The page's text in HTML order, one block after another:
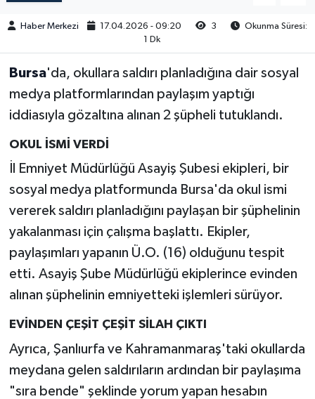
Haber Merkezi 17.04.2026 - 09:20 3
Okunma Süresi:
1 Dk
Bursa'da, okullara saldırı planladığına dair sosyal
medya platformlarından paylaşım yaptığı
iddiasıyla gözaltına alınan 2 şüpheli tutuklandı.
OKUL İSMİ VERDİ
İl Emniyet Müdürlüğü Asayiş Şubesi ekipleri, bir
sosyal medya platformunda Bursa'da okul ismi
vererek saldırı planladığını paylaşan bir şüphelinin
yakalanması için çalışma başlattı. Ekipler,
paylaşımları yapanın Ü.O. (16) olduğunu tespit
etti. Asayiş Şube Müdürlüğü ekiplerince evinden
alınan şüphelinin emniyetteki işlemleri sürüyor.
EVİNDEN ÇEŞİT ÇEŞİT SİLAH ÇIKTI
Ayrıca, Şanlıurfa ve Kahramanmaraş'taki okullarda
meydana gelen saldırıların ardından bir paylaşıma
"sıra bende" şeklinde yorum yapan hesabın